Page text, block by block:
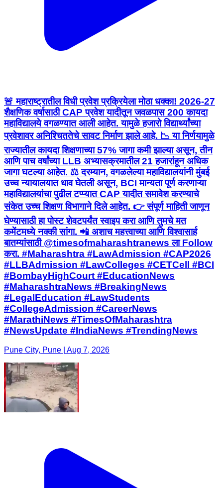
🚨 महाराष्ट्रातील विधी प्रवेश प्रक्रियेला मोठा धक्का! 2026-27
शैक्षणिक वर्षासाठी CAP प्रवेश यादीतून जवळपास 200 कायदा
महाविद्यालये वगळण्यात आली आहेत. यामुळे हजारो विद्यार्थ्यांच्या
प्रवेशावर अनिश्चिततेचे सावट निर्माण झाले आहे. 📉 या निर्णयामुळे
राज्यातील कायदा शिक्षणाच्या 57% जागा कमी झाल्या असून, तीन
आणि पाच वर्षांच्या LLB अभ्यासक्रमातील 21 हजारांहून अधिक
जागा घटल्या आहेत. ⚖️ दरम्यान, वगळलेल्या महाविद्यालयांनी मुंबई
उच्च न्यायालयात धाव घेतली असून, BCI मान्यता पूर्ण करणाऱ्या
महाविद्यालयांचा पुढील टप्प्यात CAP यादीत समावेश करण्याचे
संकेत उच्च शिक्षण विभागाने दिले आहेत. 👉 संपूर्ण माहिती जाणून
घेण्यासाठी हा पोस्ट शेवटपर्यंत स्वाइप करा आणि तुमचे मत
कमेंटमध्ये नक्की सांगा. 📲 अशाच महत्त्वाच्या आणि विश्वासार्ह
बातम्यांसाठी @timesofmaharashtranews ला Follow
करा. #Maharashtra #LawAdmission #CAP2026
#LLBAdmission #LawColleges #CETCell #BCI
#BombayHighCourt #EducationNews
#MaharashtraNews #BreakingNews
#LegalEducation #LawStudents
#CollegeAdmission #CareerNews
#MarathiNews #TimesOfMaharashtra
#NewsUpdate #IndiaNews #TrendingNews
Pune City, Pune | Aug 7, 2026